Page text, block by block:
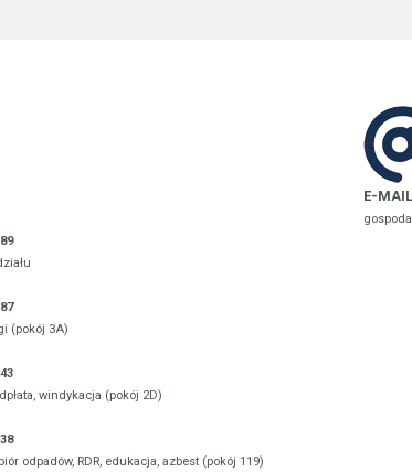
(pokój 3A)
windykacja (pokój 2D)
odpadów, RDR, edukacja, azbest (pokój 119)
E-MAIL